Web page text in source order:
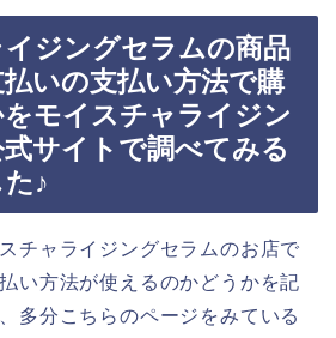
ジングセラムの商品
いの支払い方法で購
モイスチャライジン
サイトで調べてみる
♪
チャライジングセラムのお店で
い方法が使えるのかどうかを記
多分こちらのページをみている